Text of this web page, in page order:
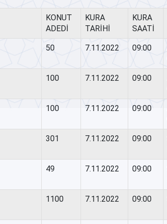
KONUT
ADEDİ
KURA
TARİHİ
KURA
SAATİ
50 7.11.2022 09:00
100 7.11.2022 09:00
100 7.11.2022 09:00
301 7.11.2022 09:00
49 7.11.2022 09:00
1100 7.11.2022 09:00